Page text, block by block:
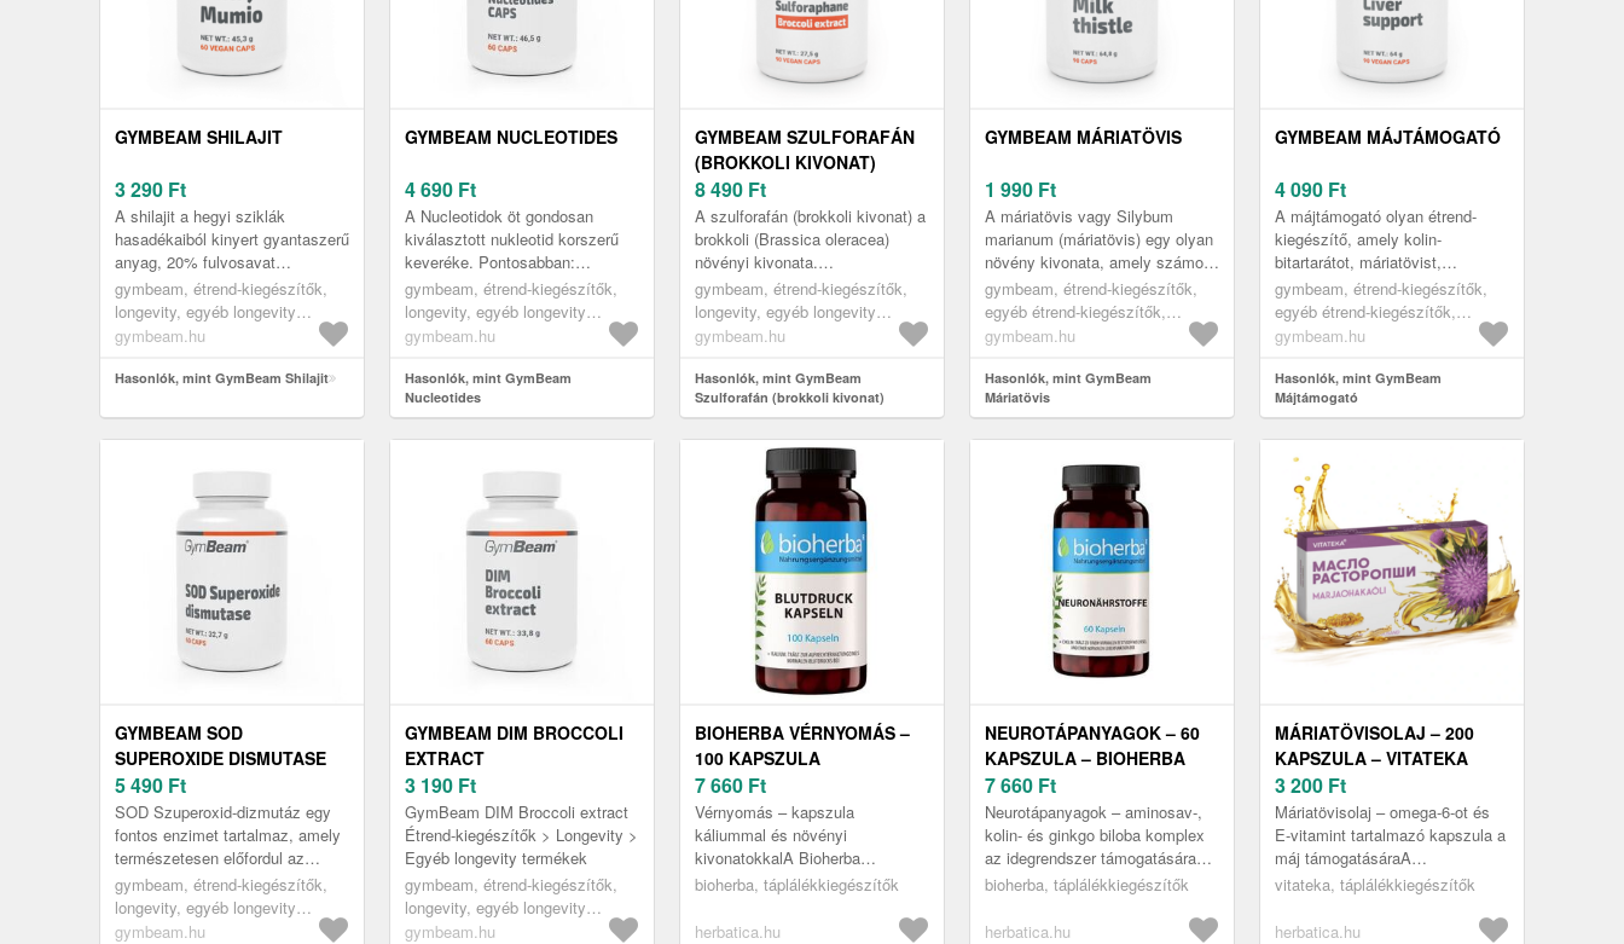
GYMBEAM SHILAJIT
3 290 Ft
A shilajit a hegyi sziklák
hasadékaiból kinyert gyantaszerű
anyag, 20% fulvosavat
tartalmazó kapszula formában.
Az összetételben tehát az
Asphaltum...
gymbeam, étrend-kiegészítők,
longevity, egyéb longevity
termékek
gymbeam.hu
Hasonlók, mint GymBeam Shilajit
GYMBEAM NUCLEOTIDES
4 690 Ft
A Nucleotidok öt gondosan
kiválasztott nukleotid korszerű
keveréke. Pontosabban:
kiegyensúlyozott arányban
tartalmaz uridint, citidint, inozint,
gu...
gymbeam, étrend-kiegészítők,
longevity, egyéb longevity
termékek
gymbeam.hu
Hasonlók, mint GymBeam
Nucleotides
GYMBEAM SZULFORAFÁN
(BROKKOLI KIVONAT)
8 490 Ft
A szulforafán (brokkoli kivonat) a
brokkoli (Brassica oleracea)
növényi kivonata.
Különlegessége a 10%-os
szulforafánra való
standardizálása, ami g...
gymbeam, étrend-kiegészítők,
longevity, egyéb longevity
termékek
gymbeam.hu
Hasonlók, mint GymBeam
Szulforafán (brokkoli kivonat)
GYMBEAM MÁRIATÖVIS
1 990 Ft
A máriatövis vagy Silybum
marianum (máriatövis) egy olyan
növény kivonata, amely számos
előnyös tulajdonsággal
rendelkezik. Konkrétan támogatja
a m...
gymbeam, étrend-kiegészítők,
egyéb étrend-kiegészítők,
májműködést támogató termékek
gymbeam.hu
Hasonlók, mint GymBeam
Máriatövis
GYMBEAM MÁJTÁMOGATÓ
4 090 Ft
A májtámogató olyan étrend-
kiegészítő, amely kolin-
bitartarátot, máriatövist,
szőlőmagot, kurkumát és
gyermekláncfű kivonatot
tartalmaz. Mindemelle...
gymbeam, étrend-kiegészítők,
egyéb étrend-kiegészítők,
májműködést támogató termékek
gymbeam.hu
Hasonlók, mint GymBeam
Májtámogató
GYMBEAM SOD
SUPEROXIDE DISMUTASE
5 490 Ft
SOD Szuperoxid-dizmutáz egy
fontos enzimet tartalmaz, amely
természetesen előfordul az
emberi szervezetben. Magas
minőségű dinnye-kivonatból
(Cucum...
gymbeam, étrend-kiegészítők,
longevity, egyéb longevity
termékek
gymbeam.hu
GYMBEAM DIM BROCCOLI
EXTRACT
3 190 Ft
GymBeam DIM Broccoli extract
Étrend-kiegészítők > Longevity >
Egyéb longevity termékek
gymbeam, étrend-kiegészítők,
longevity, egyéb longevity
termékek
gymbeam.hu
BIOHERBA VÉRNYOMÁS –
100 KAPSZULA
7 660 Ft
Vérnyomás – kapszula
káliummal és növényi
kivonatokkalA Bioherba
Vérnyomás kapszula káliumot
formájában, valamint szőlő (Vi...
bioherba, táplálékkiegészítők
herbatica.hu
NEUROTÁPANYAGOK – 60
KAPSZULA – BIOHERBA
7 660 Ft
Neurotápanyagok – aminosav-,
kolin- és ginkgo biloba komplex
az idegrendszer támogatására
Neurotápanyagok – 60 kapszula
bioherba, táplálékkiegészítők
herbatica.hu
MÁRIATÖVISOLAJ – 200
KAPSZULA – VITATEKA
3 200 Ft
Máriatövisolaj – omega-6-ot és
E-vitamint tartalmazó kapszula a
máj támogatásáraA
máriatövisolaj (Silybum
keresett növényi ...
vitateka, táplálékkiegészítők
herbatica.hu